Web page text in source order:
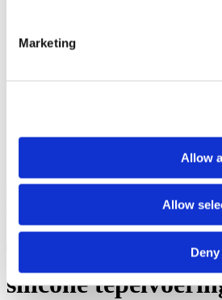
Marketing
Allow
Allow
Deny
Ga naar het begin van de afbeeldingen-
Tepelvoering beker
silicone